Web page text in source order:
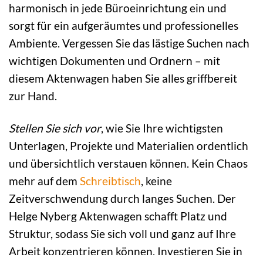
harmonisch in jede Büroeinrichtung ein und
sorgt für ein aufgeräumtes und professionelles
Ambiente. Vergessen Sie das lästige Suchen nach
wichtigen Dokumenten und Ordnern – mit
diesem Aktenwagen haben Sie alles griffbereit
zur Hand.
Stellen Sie sich vor, wie Sie Ihre wichtigsten
Unterlagen, Projekte und Materialien ordentlich
und übersichtlich verstauen können. Kein Chaos
mehr auf dem Schreibtisch, keine
Zeitverschwendung durch langes Suchen. Der
Helge Nyberg Aktenwagen schafft Platz und
Struktur, sodass Sie sich voll und ganz auf Ihre
Arbeit konzentrieren können. Investieren Sie in